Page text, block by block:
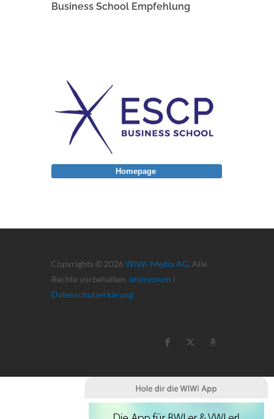
Business School Empfehlung
Copyrights © 2026 WiWi-Media AG. Alle
Rechte vorbehalten. Impressum |
Datenschutzerkärung
Homepage